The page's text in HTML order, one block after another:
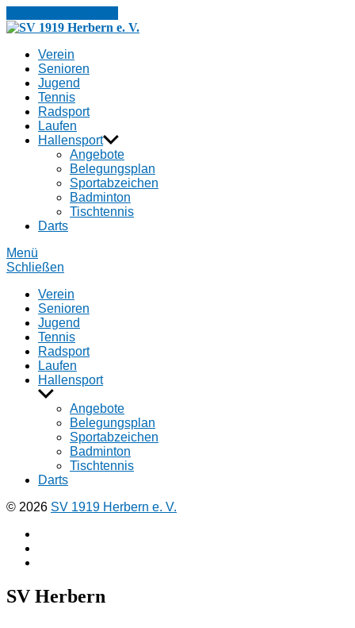
Verein
Senioren
Jugend
Tennis
Radsport
Laufen
Hallensport
Angebote
Belegungsplan
Sportabzeichen
Badminton
Tischtennis
Darts
Menü
Schließen
Verein
Senioren
Jugend
Tennis
Radsport
Laufen
Hallensport
Untermenü
anzeigenAngebote
Belegungsplan
Sportabzeichen
Badminton
Tischtennis
Darts
© 2026 SV 1919 Herbern e. V.
SV Herbern